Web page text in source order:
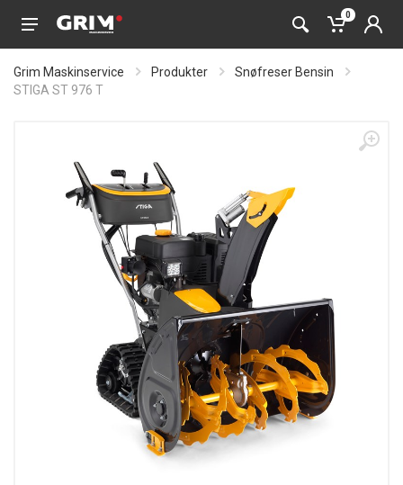
0
Grim Maskinservice Produkter
Snøfreser Bensin
STIGA ST 976 T